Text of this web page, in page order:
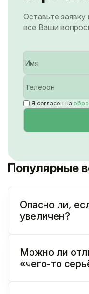
Оставьте
все Ваши
Я согласен на
Популярные
Опасно ли,
увеличен?
Можно ли
«чего-то